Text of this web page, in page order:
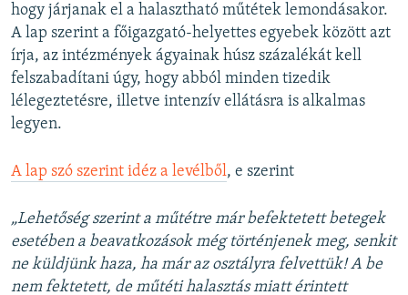
hogy járjanak el a halasztható műtétek lemondásakor.
A lap szerint a főigazgató-helyettes egyebek között azt
írja, az intézmények ágyainak húsz százalékát kell
felszabadítani úgy, hogy abból minden tizedik
lélegeztetésre, illetve intenzív ellátásra is alkalmas
legyen.
A lap szó szerint idéz a levélből, e szerint
„Lehetőség szerint a műtétre már befektetett betegek
esetében a beavatkozások még történjenek meg, senkit
ne küldjünk haza, ha már az osztályra felvettük! A be
nem fektetett, de műtéti halasztás miatt érintett